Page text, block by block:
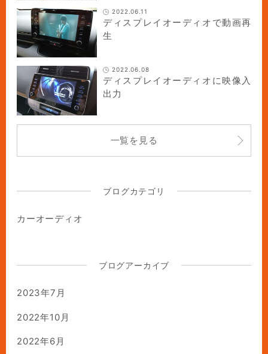
2022.06.11
ディスプレイオーディオで動画再
生
2022.06.08
ディスプレイオーディオに映像入
出力
一覧を見る
ブログカテゴリ
カーオーディオ
ブログアーカイブ
2023年7月
2022年10月
2022年6月